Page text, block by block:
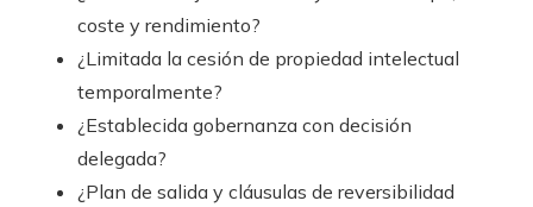
coste y rendimiento?
¿Limitada la cesión de propiedad intelectual
temporalmente?
¿Establecida gobernanza con decisión
delegada?
¿Plan de salida y cláusulas de reversibilidad